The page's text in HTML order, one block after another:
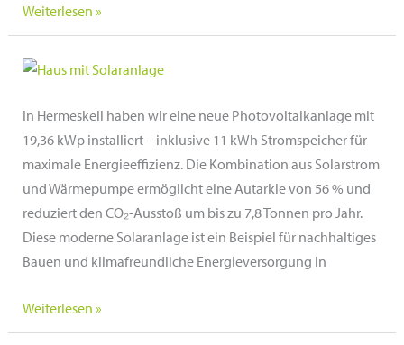
Privatanlage
in
Nohfelden,
Weiterlesen »
In Hermeskeil haben wir eine neue Photovoltaikanlage mit
19,36 kWp installiert – inklusive 11 kWh Stromspeicher für
maximale Energieeffizienz. Die Kombination aus Solarstrom
und Wärmepumpe ermöglicht eine Autarkie von 56 % und
reduziert den CO₂-Ausstoß um bis zu 7,8 Tonnen pro Jahr.
Diese moderne Solaranlage ist ein Beispiel für nachhaltiges
Bauen und klimafreundliche Energieversorgung in
Privatanlage
in
Weiterlesen »